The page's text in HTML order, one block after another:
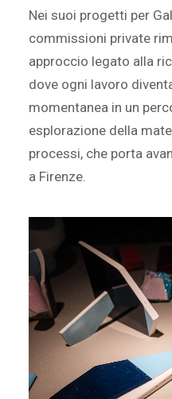
Nei suoi progetti per
commissioni private
approccio legato alla
dove ogni lavoro
momentanea in un
esplorazione della
processi, che porta
a Firenze.